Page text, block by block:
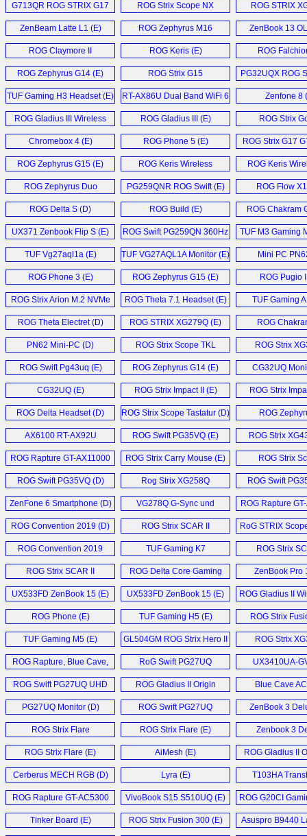
G713QR ROG STRIX G17
Laptop (E)
ROG Strix Scope NX
Keyboard (E)
ROG STRIX
Monitor
ZenBeam Latte L1 (E)
ROG Zephyrus M16
Laptop (E)
ZenBook 13
ROG Claymore II
Keyboard (E)
ROG Keris (E) ROG
ROG Zephyrus G14 (E)
ROG Strix G15
Advantage (E)
PG32UQX ROG
Monitor
TUF Gaming H3 Headset (E)
RT-AX86U Dual Band WiFi 6
Gaming Router (E)
Zenfone 8
ROG Gladius III Wireless
Mouse (E)
ROG Gladius III (E)
ROG Strix
Headset
Chromebox 4 (E)
ROG Phone 5 (E) ROG Strix G17
ROG Zephyrus G15 (E)
ROG Keris Wireless
Mouse (E)
ROG Keris
ROG Zephyrus Duo
GX551 (E)
PG259QNR ROG Swift (E) ROG Flow
ROG Delta S (D) ROG Build (E) ROG Chakram
UX371 Zenbook Flip S (E)
ROG Swift PG259QN 360Hz
Monitor (E)
TUF M3 Gaming
TUF Vg27aql1a (E) TUF VG27AQL1A Monitor (E) Mini PC
ROG Phone 3 (E) ROG Zephyrus G15 (E) ROG Pugio
ROG Strix Arion M.2 NVMe
SSD Enclosure (E)
ROG Theta 7.1 Headset (E) TUF Gaming
ROG Theta Electret (D) ROG STRIX XG279Q (E) ROG
PN62 Mini-PC (D)
ROG Strix Scope TKL
Deluxe (E)
ROG Strix
Monitor
ROG Swift Pg43uq (E)
ROG Zephyrus G14 (E) CG32UQ
CG32UQ (E) ROG Strix Impact II (E) ROG Strix
ROG Delta Headset (D) ROG Strix Scope Tastatur (D)
ROG
GX502GW
AX6100 RT-AX92U
Router (D)
ROG Swift PG35VQ (E) ROG Strix
ROG Rapture GT-AX11000
Router (E)
ROG Strix Carry Mouse (E)
ROG Strix
G531GW
ROG Swift PG35VQ (D)
Rog Strix XG258Q
Monitor (D)
ROG Swift
ZenFone 6 Smartphone (D)
VG278Q G-Sync und
Freesync Gaming
Monitor (D)
ROG Rapture
Router
ROG Convention 2019 (D)
ROG Strix SCAR II
Notebook (E)
RoG STRIX
ROG Convention 2019
Coverage (E)
TUF Gaming K7
Keyboard (E)
ROG Strix
GL504GV
ROG Strix SCAR II
Laptop (E)
ROG Delta Core Gaming
Headset (E)
ZenBook Pro
UX533FD ZenBook 15 (E) UX533FD ZenBook 15 (E) ROG Gladius II
ROG Phone (E) TUF Gaming H5 (E)
ROG Strix
Headset
TUF Gaming M5 (E)
GL504GM ROG Strix Hero II
Laptop (E)
ROG Strix
Monitor
ROG Rapture, Blue Cave,
and Lyra Trio (E)
RoG Swift PG27UQ
Monitor (E)
UX3410UA-
Notebook
ROG Swift PG27UQ UHD
Gaming Monitor (D)
ROG Gladius II Origin
Mouse (E)
Blue Cave
Router
PG27UQ Monitor (D)
ROG Swift PG27UQ
Monitor (E)
ZenBook 3
ROG Strix Flare
Keyboard (E)
ROG Strix Flare (E)
Zenbook 3
UX490
ROG Strix Flare (E)
AiMesh (E) ROG Gladius II
Cerberus MECH RGB (D) Lyra (E)
T103HA
Mini (D)
ROG Rapture GT-AC5300
Router (D)
VivoBook S15 S510UQ (E) ROG G20CI
Tinker Board (E) ROG Strix Fusion 300 (E) Asuspro B9440